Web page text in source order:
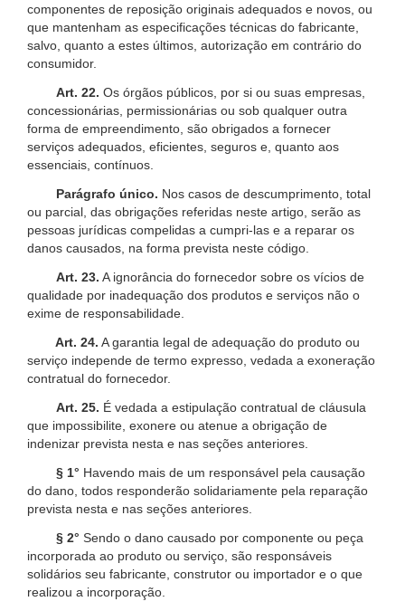
componentes de reposição originais adequados e novos, ou
que mantenham as especificações técnicas do fabricante,
salvo, quanto a estes últimos, autorização em contrário do
consumidor.
Art. 22. Os órgãos públicos, por si ou suas empresas,
concessionárias, permissionárias ou sob qualquer outra
forma de empreendimento, são obrigados a fornecer
serviços adequados, eficientes, seguros e, quanto aos
essenciais, contínuos.
Parágrafo único. Nos casos de descumprimento, total
ou parcial, das obrigações referidas neste artigo, serão as
pessoas jurídicas compelidas a cumpri-las e a reparar os
danos causados, na forma prevista neste código.
Art. 23. A ignorância do fornecedor sobre os vícios de
qualidade por inadequação dos produtos e serviços não o
exime de responsabilidade.
Art. 24. A garantia legal de adequação do produto ou
serviço independe de termo expresso, vedada a exoneração
contratual do fornecedor.
Art. 25. É vedada a estipulação contratual de cláusula
que impossibilite, exonere ou atenue a obrigação de
indenizar prevista nesta e nas seções anteriores.
§ 1° Havendo mais de um responsável pela causação
do dano, todos responderão solidariamente pela reparação
prevista nesta e nas seções anteriores.
§ 2° Sendo o dano causado por componente ou peça
incorporada ao produto ou serviço, são responsáveis
solidários seu fabricante, construtor ou importador e o que
realizou a incorporação.